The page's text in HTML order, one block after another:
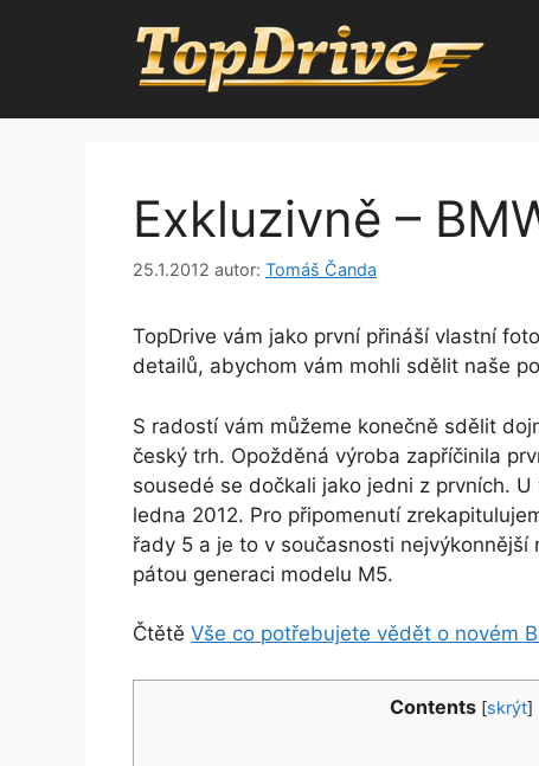
Exkluzivně –
25.1.2012 autor: Tomáš Čanda
TopDrive vám jako první přináší vlastní
detailů, abychom vám mohli sdělit naše
S radostí vám můžeme konečně sdělit
český trh. Opožděná výroba zapříčinila
sousedé se dočkali jako jedni z prvních.
ledna 2012. Pro připomenutí
řady 5 a je to v současnosti nejvýkonnější
pátou generaci modelu M5.
Čtětě Vše co potřebujete vědět o novém
Contents [skrýt]